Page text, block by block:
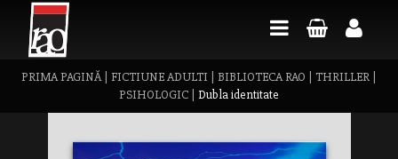
PRIMA PAGINĂ| FICTIUNE ADULTI BIBLIOTECA RAO THRILLER
PSIHOLOGIC
Dubla identitate